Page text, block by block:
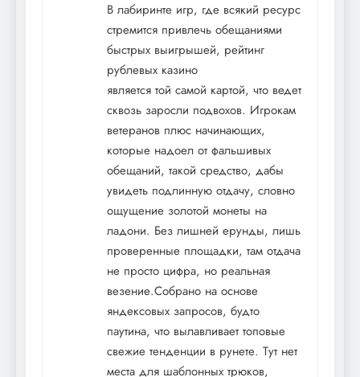
В лабиринте игр, где всякий ресурс
стремится привлечь обещаниями
быстрых выигрышей, рейтинг
рублевых казино
является той самой картой, что ведет
сквозь заросли подвохов. Игрокам
ветеранов плюс начинающих,
которые надоел от фальшивых
обещаний, такой средство, дабы
увидеть подлинную отдачу, словно
ощущение золотой монеты на
ладони. Без лишней ерунды, лишь
проверенные площадки, там отдача
не просто цифра, но реальная
везение.Собрано на основе
яндексовых запросов, будто
паутина, что вылавливает топовые
свежие тенденции в рунете. Тут нет
места для шаблонных трюков,